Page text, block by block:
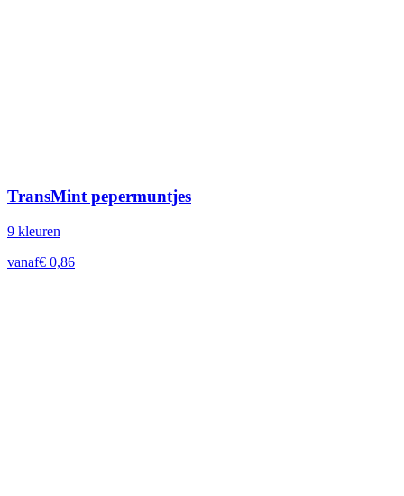
TransMint pepermuntjes
9 kleuren
vanaf€ 0,86